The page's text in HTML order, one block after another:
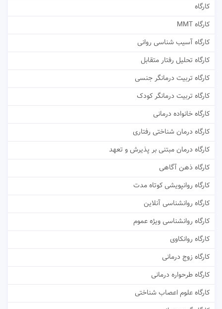
کارگاه
کارگاه MMT
کارگاه آسیب شناسی روانی
کارگاه تحلیل رفتار متقابل
کارگاه تربیت درمانگر جنسی
کارگاه تربیت درمانگر کودک
کارگاه خانواده درمانی
کارگاه درمان شناختی رفتاری
کارگاه درمان مبتنی بر پذیرش و تعهد
کارگاه ذهن آگاهی
کارگاه روانپویشی کوتاه مدت
کارگاه روانشناسی آنلاین
کارگاه روانشناسی ویژه عموم
کارگاه روانکاوی
کارگاه زوج درمانی
کارگاه طرحواره درمانی
کارگاه علوم اعصاب شناختی